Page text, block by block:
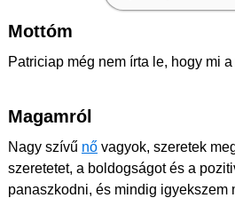
Mottóm
Patriciap még nem írta le, hogy mi a
Magamról
Nagy szívű nő vagyok, szeretek
szeretetet, a boldogságot és a
panaszkodni, és mindig igyekszem